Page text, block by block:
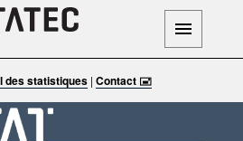
des statistiques| Contact 🖃